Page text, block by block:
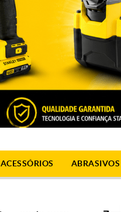
ACESSÓRIOS ABRASIVOS